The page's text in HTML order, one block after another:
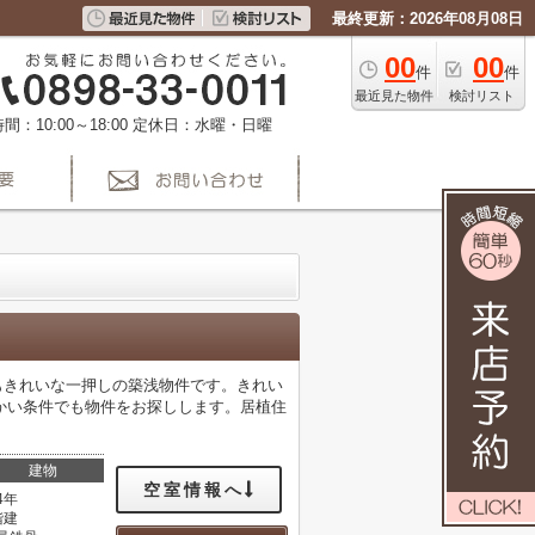
最終更新：2026年08月08日
00件
最近見た物件
00件
検討リスト
間：10:00～18:00 定休日：水曜・日曜
れいな一押しの築浅物件です。きれい
条件でも物件をお探しします。居植住
建物
年
建
空室情報へ